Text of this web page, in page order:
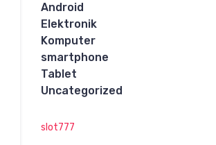
Android
Elektronik
Komputer
smartphone
Tablet
Uncategorized
slot777